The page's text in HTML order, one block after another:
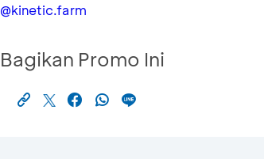
@kinetic.farm
Bagikan Promo Ini